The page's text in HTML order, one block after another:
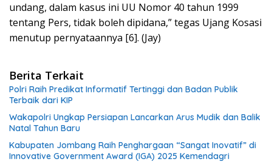
undang, dalam kasus ini UU Nomor 40 tahun 1999
tentang Pers, tidak boleh dipidana,” tegas Ujang Kosasi
menutup pernyataannya [6]. (Jay)
Berita Terkait
Polri Raih Predikat Informatif Tertinggi dan Badan Publik
Terbaik dari KIP
Wakapolri Ungkap Persiapan Lancarkan Arus Mudik dan Balik
Natal Tahun Baru
Kabupaten Jombang Raih Penghargaan “Sangat Inovatif” di
Innovative Government Award (IGA) 2025 Kemendagri